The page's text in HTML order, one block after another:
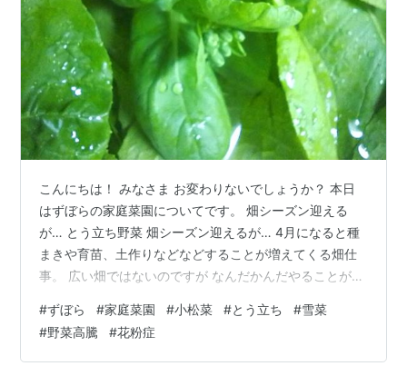
こんにちは！ みなさま お変わりないでしょうか？ 本日
はずぼらの家庭菜園についてです。 畑シーズン迎える
が… とう立ち野菜 畑シーズン迎えるが… 4月になると種
まきや育苗、土作りなどなどすることが増えてくる畑仕
事。 広い畑ではないのですが なんだかんだやることがあ
しいのですが、 外に出ると花粉にやられ 鼻水、くしゃ
み、目のかゆみなどが出てあまり作業できません💦 ちょ
#ずぼら #家庭菜園 #小松菜 #とう立ち #雪菜
#野菜高騰 #花粉症